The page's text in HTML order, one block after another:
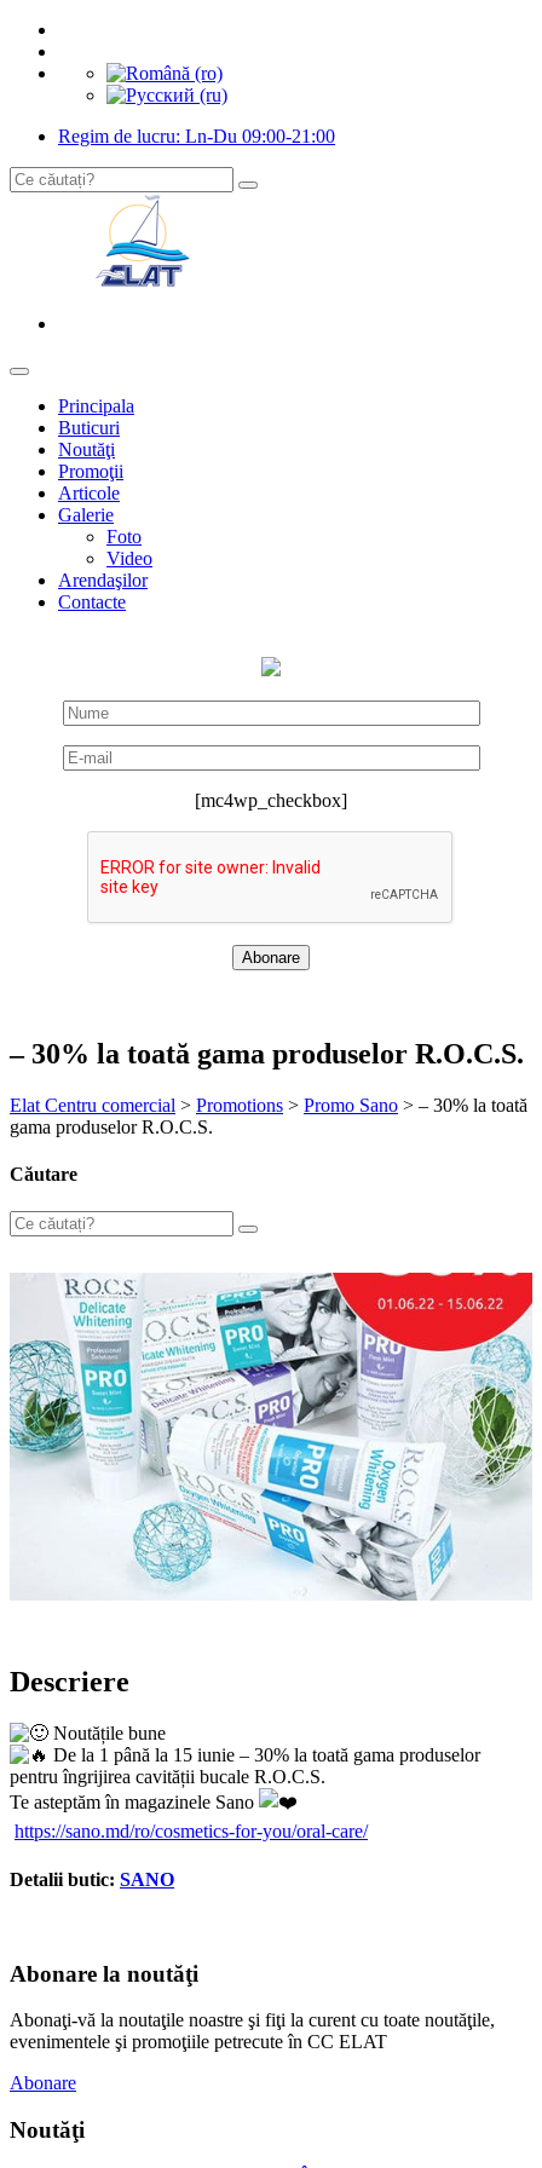
Regim de lucru: Ln-Du 09:00-21:00
Principala
Buticuri
Noutăţi
Promoţii
Articole
Galerie
Foto
Video
Arendaşilor
Contacte
[mc4wp_checkbox]
– 30% la toată gama produselor R.O.C.S.
Elat Centru comercial > Promotions > Promo Sano > – 30% la toată
gama produselor R.O.C.S.
Căutare
Descriere
Noutățile bune
De la 1 până la 15 iunie – 30% la toată gama produselor
pentru îngrijirea cavității bucale R.O.C.S.
Te asteptăm în magazinele Sano
https://sano.md/ro/cosmetics-for-you/oral-care/
Detalii butic: SANO
Abonare la noutăţi
Abonaţi-vă la noutaţile noastre şi fiţi la curent cu toate noutăţile,
evenimentele şi promoţiile petrecute în CC ELAT
Abonare
Noutăţi